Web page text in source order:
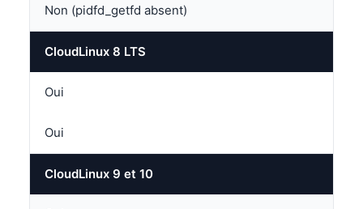
Non (pidfd_getfd absent)
CloudLinux 8 LTS
Oui
Oui
CloudLinux 9 et 10